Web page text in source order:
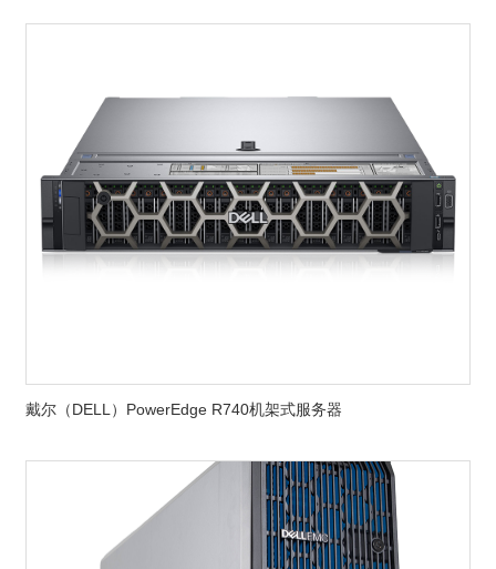
戴尔（DELL）PowerEdge R740机架式服务器